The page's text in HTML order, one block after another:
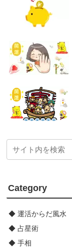
Category
◆ 運活からだ風水
◆ 占星術
◆ 手相